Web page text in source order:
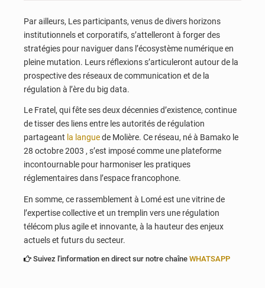
Par ailleurs, Les participants, venus de divers horizons
institutionnels et corporatifs, s’attelleront à forger des
stratégies pour naviguer dans l’écosystème numérique en
pleine mutation. Leurs réflexions s’articuleront autour de la
prospective des réseaux de communication et de la
régulation à l’ère du big data.
Le Fratel, qui fête ses deux décennies d’existence, continue
de tisser des liens entre les autorités de régulation
partageant la languede Molière. Ce réseau, né à Bamako le
28 octobre 2003 , s’est imposé comme une plateforme
incontournable pour harmoniser les pratiques
réglementaires dans l’espace francophone.
En somme, ce rassemblement à Lomé est une vitrine de
l’expertise collective et un tremplin vers une régulation
télécom plus agile et innovante, à la hauteur des enjeux
actuels et futurs du secteur.
Suivez l'information en direct sur notre chaîne WHATSAPP